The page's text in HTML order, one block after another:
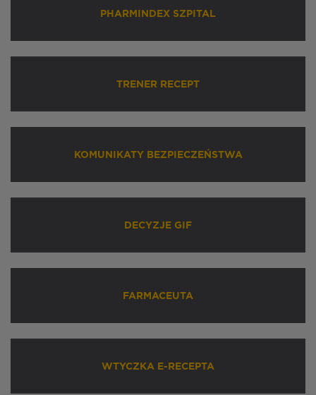
PHARMINDEX SZPITAL
TRENER RECEPT
KOMUNIKATY BEZPIECZEŃSTWA
DECYZJE GIF
FARMACEUTA
WTYCZKA E-RECEPTA